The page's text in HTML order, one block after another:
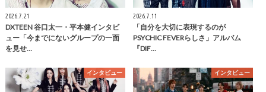
2026.7.21
DXTEEN 谷口太一・平本健インタビ
ュー「今までにないグループの一面
を見せ…
2026.7.11
「自分を大切に表現するのが
PSYCHIC FEVERらしさ」アルバム
『DIF…
インタビュー インタビュー